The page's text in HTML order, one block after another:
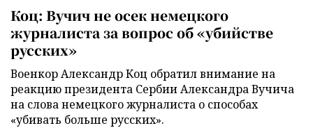
Коц: Вучич не осек немецкого
журналиста за вопрос об «убийстве
русских»
Военкор Александр Коц обратил внимание на
реакцию президента Сербии Александра Вучича
на слова немецкого журналиста о способах
«убивать больше русских».